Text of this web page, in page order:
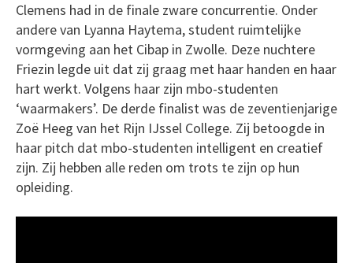
Clemens had in de finale zware concurrentie. Onder
andere van Lyanna Haytema, student ruimtelijke
vormgeving aan het Cibap in Zwolle. Deze nuchtere
Friezin legde uit dat zij graag met haar handen en haar
hart werkt. Volgens haar zijn mbo-studenten
‘waarmakers’. De derde finalist was de zeventienjarige
Zoë Heeg van het Rijn IJssel College. Zij betoogde in
haar pitch dat mbo-studenten intelligent en creatief
zijn. Zij hebben alle reden om trots te zijn op hun
opleiding.